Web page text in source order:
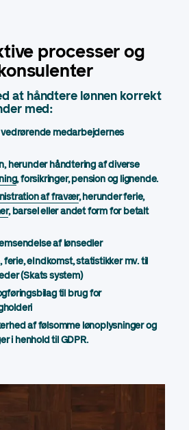
processer og
at håndtere lønnen korrekt
med:
medarbejdernes
herunder håndtering af diverse
, forsikringer, pension og lignende.
af fravær, herunder ferie,
, barsel eller andet form for betalt
af lønsedler
ferie, eIndkomst, statistikker mv. til
(Skats system)
til brug for
af følsomme lønoplysninger og
i henhold til GDPR.